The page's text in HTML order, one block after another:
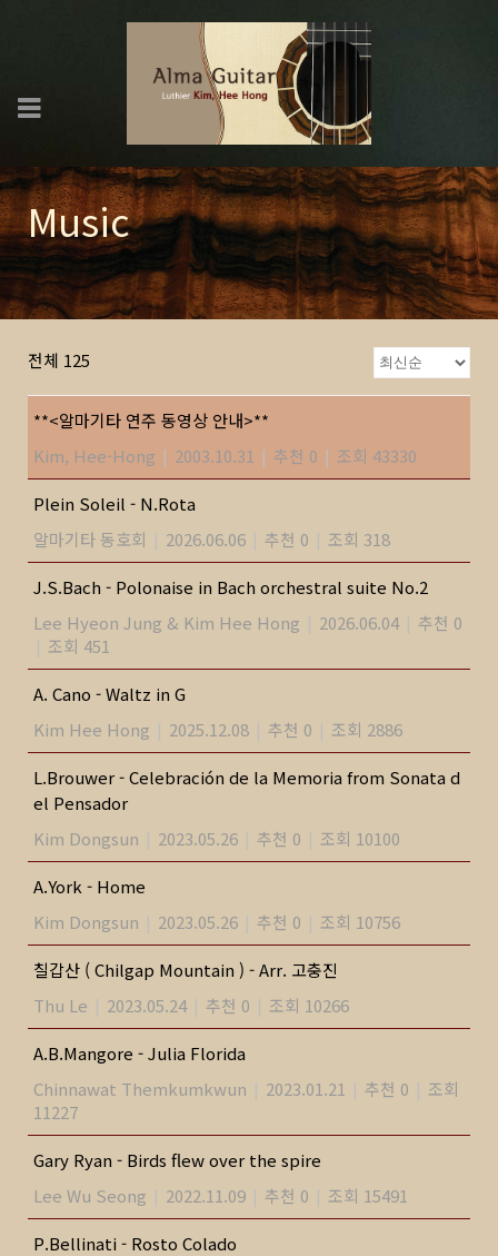
Music
전체 125
**<알마기타 연주 동영상 안내>**
Kim, Hee-Hong | 2003.10.31 | 추천 0 | 조회 43330
Plein Soleil - N.Rota
알마기타 동호회 | 2026.06.06 | 추천 0 | 조회 318
J.S.Bach - Polonaise in Bach orchestral suite No.2
Lee Hyeon Jung & Kim Hee Hong | 2026.06.04 | 추천 0
| 조회 451
A. Cano - Waltz in G
Kim Hee Hong | 2025.12.08 | 추천 0 | 조회 2886
L.Brouwer - Celebración de la Memoria from Sonata d
el Pensador
Kim Dongsun | 2023.05.26 | 추천 0 | 조회 10100
A.York - Home
Kim Dongsun | 2023.05.26 | 추천 0 | 조회 10756
칠갑산 ( Chilgap Mountain ) - Arr. 고충진
Thu Le | 2023.05.24 | 추천 0 | 조회 10266
A.B.Mangore - Julia Florida
Chinnawat Themkumkwun | 2023.01.21 | 추천 0 | 조회
11227
Gary Ryan - Birds flew over the spire
Lee Wu Seong | 2022.11.09 | 추천 0 | 조회 15491
P.Bellinati - Rosto Colado